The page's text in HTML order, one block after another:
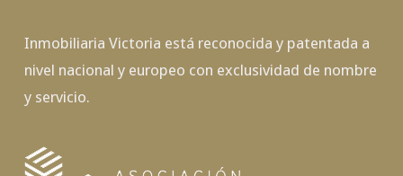
Inmobiliaria Victoria está reconocida y patentada a
nivel nacional y europeo con exclusividad de nombre
y servicio.